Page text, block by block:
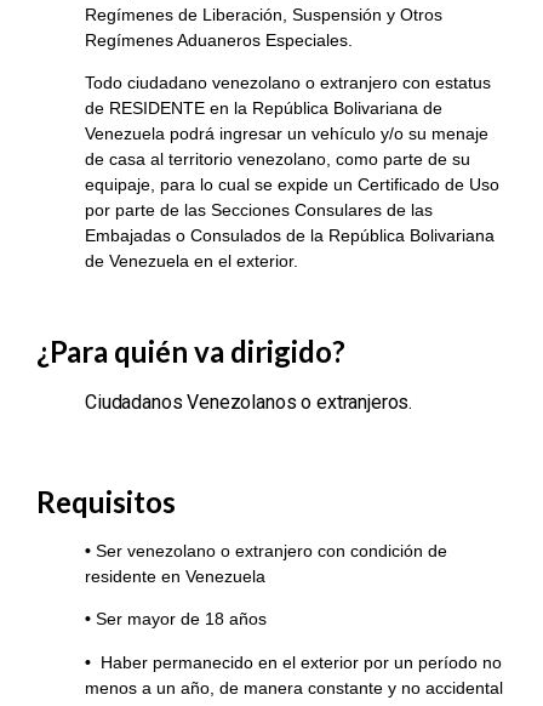
Regímenes de Liberación, Suspensión y Otros
Regímenes Aduaneros Especiales.
Todo ciudadano venezolano o extranjero con estatus
de RESIDENTE en la República Bolivariana de
Venezuela podrá ingresar un vehículo y/o su menaje
de casa al territorio venezolano, como parte de su
equipaje, para lo cual se expide un Certificado de Uso
por parte de las Secciones Consulares de las
Embajadas o Consulados de la República Bolivariana
de Venezuela en el exterior.
¿Para quién va dirigido?
Ciudadanos Venezolanos o extranjeros.
Requisitos
• Ser venezolano o extranjero con condición de
residente en Venezuela
• Ser mayor de 18 años
• Haber permanecido en el exterior por un período no
menos a un año, de manera constante y no accidental